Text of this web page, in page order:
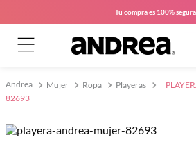
Tu compra es 100% segura
Mujer Ropa Playeras
82693